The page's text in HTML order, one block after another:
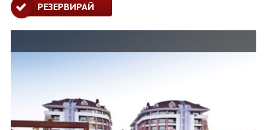
ЕКСКУРЗИИ
0700 144 34 Запитване
РЕЗЕРВИРАЙ